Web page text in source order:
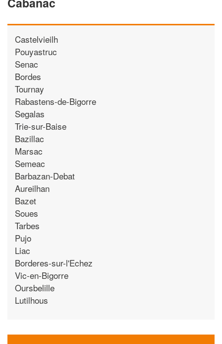
Castelvieilh
Pouyastruc
Senac
Bordes
Tournay
Rabastens-de-Bigorre
Segalas
Trie-sur-Baise
Bazillac
Marsac
Semeac
Barbazan-Debat
Aureilhan
Bazet
Soues
Tarbes
Pujo
Liac
Borderes-sur-l'Echez
Vic-en-Bigorre
Oursbelille
Lutilhous